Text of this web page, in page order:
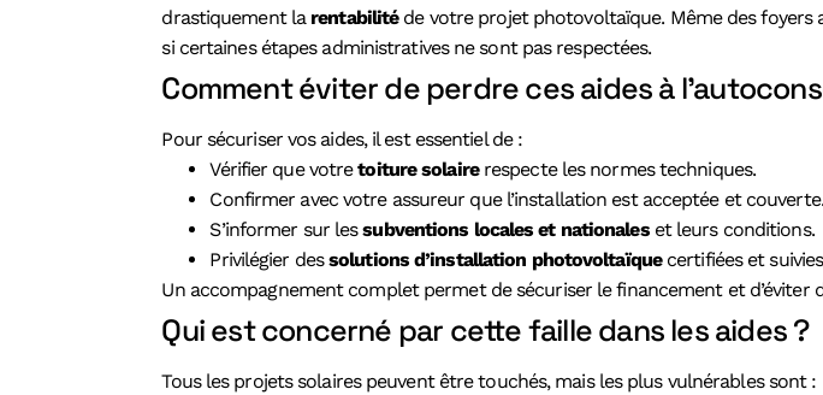
drastiquement la rentabilitéde votre projet photovoltaïque. Même des foyers
si certaines étapes administratives ne sont pas respectées.
Comment éviter de perdre ces aides à
Pour sécuriser vos aides, il est essentiel de :
Vérifier que votretoiture solairerespecte les normes techniques.
Confirmer avec votre assureur que l’installation est acceptée et couverte.
S’informer sur lessubventions locales et nationaleset leurs conditions.
Privilégier dessolutions d’installation photovoltaïquecertifiées et
Un accompagnement complet permet de sécuriser le financement et d’éviter
Qui est concerné par cette faille dans les aides ?
Tous les projets solaires peuvent être touchés, mais les plus vulnérables sont :